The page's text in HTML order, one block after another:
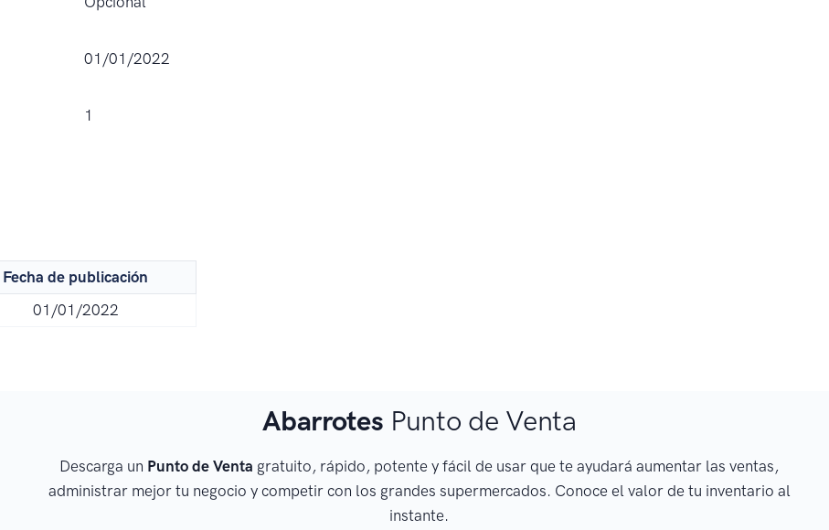
01/01/2022
1
Fecha de publicación
01/01/2022
Abarrotes Punto de Venta
Descarga un Punto de Venta gratuito, rápido, potente y fácil de usar que te ayudará aumentar las ventas,
administrar mejor tu negocio y competir con los grandes supermercados. Conoce el valor de tu inventario al
instante.